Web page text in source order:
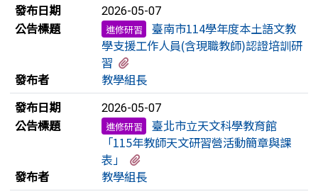
發布日期
2026-05-07
公告標題 進修研習
臺南市114學年度本土語文教
學支援工作人員(含現職教師)認證培訓研
習
發布者
教學組長
發布日期
2026-05-07
公告標題 進修研習
臺北市立天文科學教育館
「115年教師天文研習營活動簡章與課
表」
發布者
教學組長